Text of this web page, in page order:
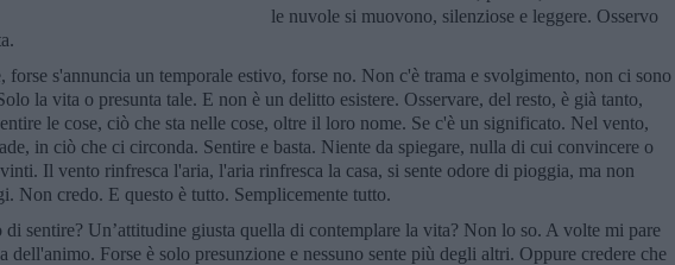
le nuvole si muovono, silenziose e leggere. Osservo
forse s'annuncia un temporale estivo, forse no. Non c'è trama e svolgimento, non ci sono
la vita o presunta tale. E non è un delitto esistere. Osservare, del resto, è già tanto,
le cose, ciò che sta nelle cose, oltre il loro nome. Se c'è un significato. Nel vento,
in ciò che ci circonda. Sentire e basta. Niente da spiegare, nulla di cui convincere o
Il vento rinfresca l'aria, l'aria rinfresca la casa, si sente odore di pioggia, ma non
Non credo. E questo è tutto. Semplicemente tutto.
sentire? Un’attitudine giusta quella di contemplare la vita? Non lo so. A volte mi pare
dell'animo. Forse è solo presunzione e nessuno sente più degli altri. Oppure credere che